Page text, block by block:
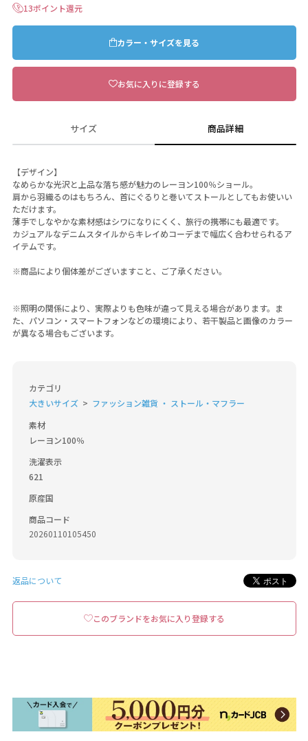
13ポイント還元
カラー・サイズを見る
お気に入りに登録する
サイズ 商品詳細
【デザイン】
なめらかな光沢と上品な落ち感が魅力のレーヨン100％ショール。
肩から羽織るのはもちろん、首にぐるりと巻いてストールとしてもお使いい
ただけます。
薄手でしなやかな素材感はシワになりにくく、旅行の携帯にも最適です。
カジュアルなデニムスタイルからキレイめコーデまで幅広く合わせられるア
イテムです。
※商品により個体差がございますこと、ご了承ください。
※照明の関係により、実際よりも色味が違って見える場合があります。ま
た、パソコン・スマートフォンなどの環境により、若干製品と画像のカラー
が異なる場合もございます。
カテゴリ
大きいサイズ
ファッション雑貨 ・ ストール・マフラー
素材
レーヨン100％
洗濯表示
621
原産国
商品コード
20260110105450
返品について
このブランドをお気に入り登録する